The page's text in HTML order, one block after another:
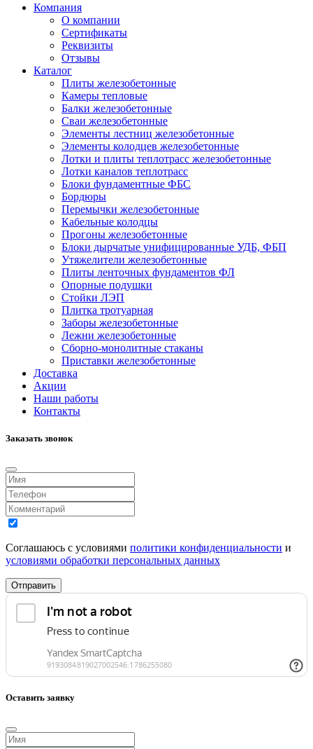
Компания
О компании
Сертификаты
Реквизиты
Отзывы
Каталог
Плиты железобетонные
Камеры тепловые
Балки железобетонные
Сваи железобетонные
Элементы лестниц железобетонные
Элементы колодцев железобетонные
Лотки и плиты теплотрасс железобетонные
Лотки каналов теплотрасс
Блоки фундаментные ФБС
Бордюры
Перемычки железобетонные
Кабельные колодцы
Прогоны железобетонные
Блоки дырчатые унифицированные УДБ, ФБП
Утяжелители железобетонные
Плиты ленточных фундаментов ФЛ
Опорные подушки
Стойки ЛЭП
Плитка тротуарная
Заборы железобетонные
Лежни железобетонные
Сборно-монолитные стаканы
Приставки железобетонные
Доставка
Акции
Наши работы
Контакты
Заказать звонок
Соглашаюсь с условиями политики конфиденциальности и
условиями обработки персональных данных
Отправить
Оставить заявку